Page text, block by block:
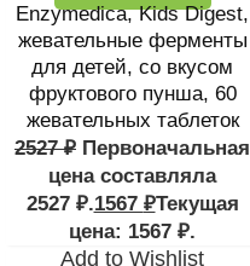
Enzymedica, Kids Digest,
жевательные ферменты
для детей, со вкусом
фруктового пунша, 60
жевательных таблеток
2527₽ Первоначальная
цена составляла
2527 ₽.1567 ₽Текущая
цена: 1567 ₽.
Add to Wishlist